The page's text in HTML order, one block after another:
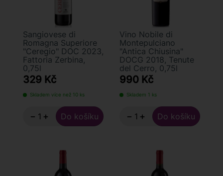
Sangiovese di
Romagna Superiore
"Ceregio" DOC 2023,
Fattoria Zerbina,
0,75l
329 Kč
Skladem více než 10 ks
− +
Vino Nobile di
Montepulciano
"Antica Chiusina"
DOCG 2018, Tenute
del Cerro, 0,75l
990 Kč
Skladem 1 ks
− +